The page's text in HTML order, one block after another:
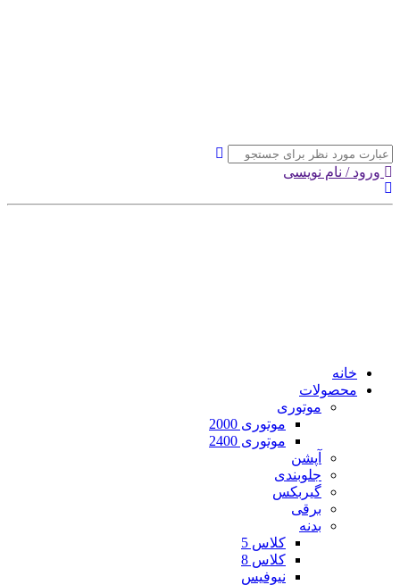
ورود / نام نویسی
خانه
محصولات
موتوری
موتوری 2000
موتوری 2400
آپشن
جلوبندی
گیربکس
برقی
بدنه
کلاس 5
کلاس 8
نیوفیس